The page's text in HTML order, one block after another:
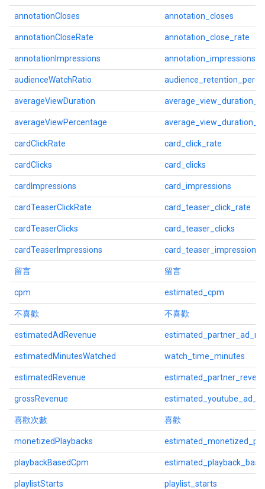
annotationCloses annotation_closes
annotationCloseRate annotation_close_rate
annotationImpressions annotation_impressions
audienceWatchRatio
averageViewDuration
averageViewPercentage
cardClickRate card_click_rate
cardClicks card_clicks
cardImpressions card_impressions
cardTeaserClickRate card_teaser_click_rate
cardTeaserClicks card_teaser_clicks
cardTeaserImpressions card_teaser_impressions
留言 留言
cpm estimated_cpm
不喜歡 不喜歡
estimatedAdRevenue
estimatedMinutesWatched watch_time_minutes
estimatedRevenue
grossRevenue
喜歡次數 喜歡
monetizedPlaybacks
playbackBasedCpm
playlistStarts playlist_starts